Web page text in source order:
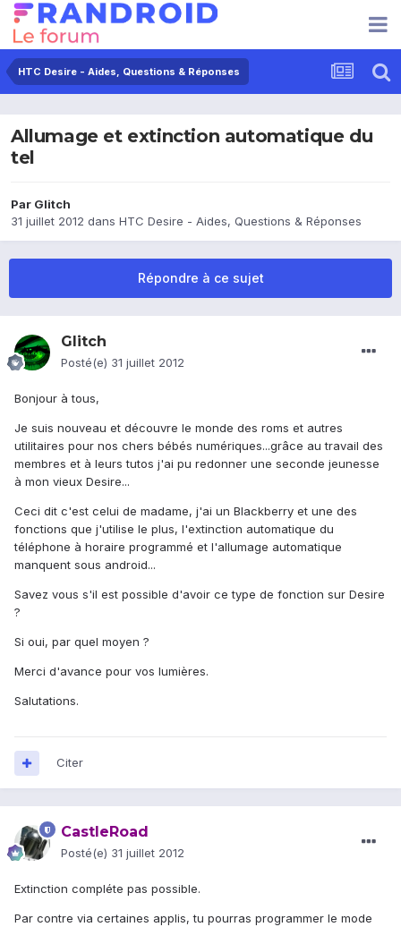
HTC Desire - Aides, Questions & Réponses
Allumage et extinction automatique du
tel
Par Glitch
31 juillet 2012 dans HTC Desire - Aides, Questions & Réponses
Répondre à ce sujet
Glitch
Posté(e) 31 juillet 2012
Bonjour à tous,
Je suis nouveau et découvre le monde des roms et autres
utilitaires pour nos chers bébés numériques...grâce au travail des
membres et à leurs tutos j'ai pu redonner une seconde jeunesse
à mon vieux Desire...
Ceci dit c'est celui de madame, j'ai un Blackberry et une des
fonctions que j'utilise le plus, l'extinction automatique du
téléphone à horaire programmé et l'allumage automatique
manquent sous android...
Savez vous s'il est possible d'avoir ce type de fonction sur Desire
?
Si oui, par quel moyen ?
Merci d'avance pour vos lumières.
Salutations.
Citer
CastleRoad
Posté(e) 31 juillet 2012
Extinction compléte pas possible.
Par contre via certaines applis, tu pourras programmer le mode